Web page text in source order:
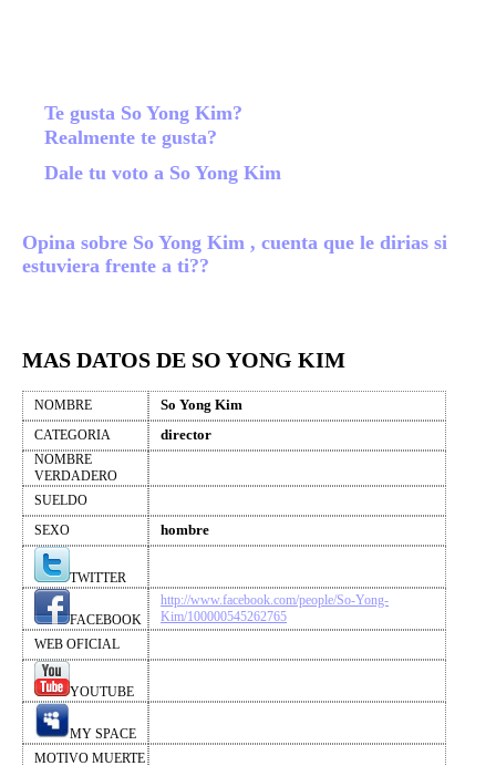
Te gusta So Yong Kim?
Realmente te gusta?
Dale tu voto a So Yong Kim
Opina sobre So Yong Kim , cuenta que le dirias si
estuviera frente a ti??
MAS DATOS DE SO YONG KIM
NOMBRE So Yong Kim
CATEGORIA director
NOMBRE
VERDADERO
SUELDO
SEXO
hombre
TWITTER
FACEBOOK
http://www.facebook.com/people/So-Yong-
Kim/100000545262765
WEB OFICIAL
YOUTUBE
MY SPACE
MOTIVO MUERTE